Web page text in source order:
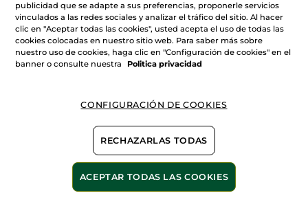
1+1 Tratamiento
Contorno de Ojos
Antiarrugas y
Antibolsas
(25)
CESTA
Kit de 2 Eco-Recargas
Monoï y Vainilla
(1076)
Frasco recargable por 1€
CESTA
publicidad que se adapte a sus preferencias, proponerle servicios
vinculados a las redes sociales y analizar el tráfico del sitio. Al hacer
clic en "Aceptar todas las cookies", usted acepta el uso de todas las
cookies colocadas en nuestro sitio web. Para saber más sobre
nuestro uso de cookies, haga clic en "Configuración de cookies" en el
banner o consulte nuestra
Politica privacidad
CONFIGURACIÓN DE COOKIES
RECHAZARLAS TODAS
ACEPTAR TODAS LAS COOKIES